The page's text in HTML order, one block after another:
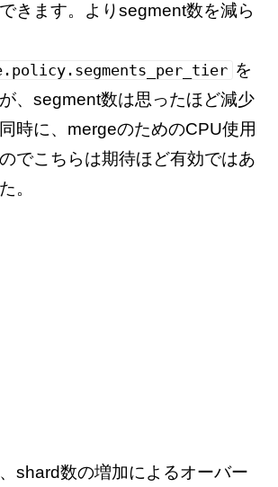
きます。よりsegment数を減ら
を
、segment数は思ったほど減少
時に、mergeのためのCPU使用
でこちらは期待ほど有効ではあ
。
shard数の増加によるオーバー